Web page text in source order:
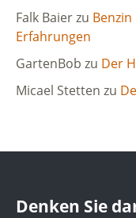
Falk Baierzu Benzin
Erfahrungen
GartenBob zu Der
Micael Stetten zu
Denken Sie